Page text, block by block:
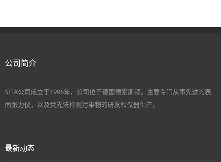
公司简介
SITA公司成立于1996年，公司位于德国德累斯顿。主要专门从事先进的表
面张力仪，以及荧光法检测污染物的研发和仪器生产。
最新动态